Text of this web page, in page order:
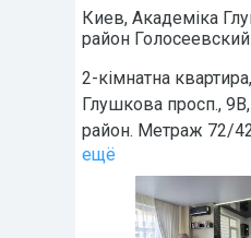
Киев, Академіка
район Голосеевский
2-кімнатна
Глушкова просп.,
район. Метраж 72/
ещё